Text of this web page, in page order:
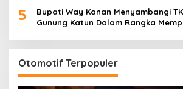
5
Bupati Way Kanan Menyambangi
Gunung Katun Dalam Rangka
Otomotif Terpopuler